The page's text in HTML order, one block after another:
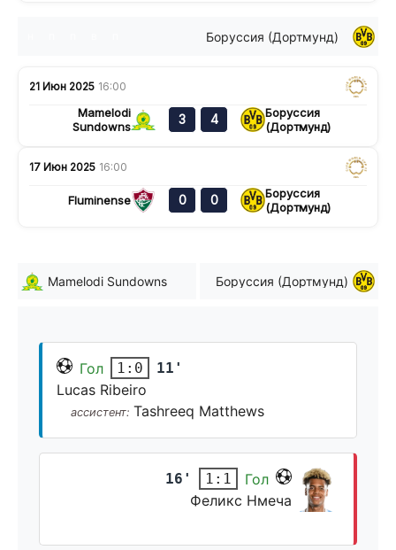
Боруссия (Дортмунд)
21 Июн 2025 16:00
Mamelodi
Sundowns
3 4
Боруссия
(Дортмунд)
17 Июн 2025 16:00
Fluminense 0 0
Боруссия
(Дортмунд)
Mamelodi Sundowns Боруссия (Дортмунд)
Гол 1:0 11'
Lucas Ribeiro
ассистент: Tashreeq Matthews
16' 1:1
Гол
Феликс Нмеча